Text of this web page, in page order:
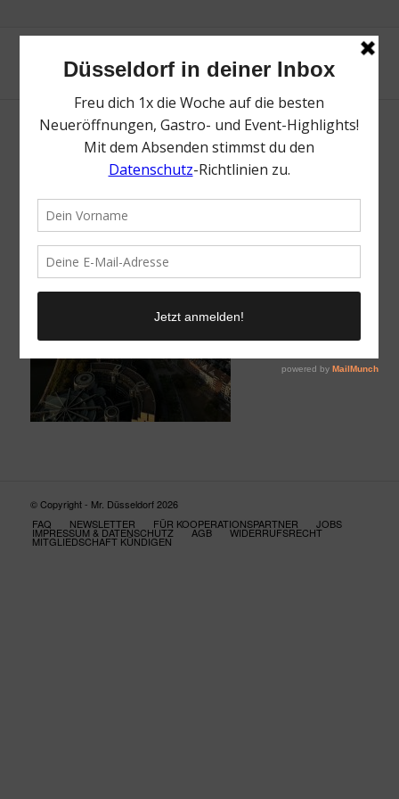
© Copyright - Mr. Düsseldorf 2026
FAQ
NEWSLETTER FÜR KOOPERATIONSPARTNER JOBS
IMPRESSUM & DATENSCHUTZ AGB WIDERRUFSRECHT
MITGLIEDSCHAFT KÜNDIGEN